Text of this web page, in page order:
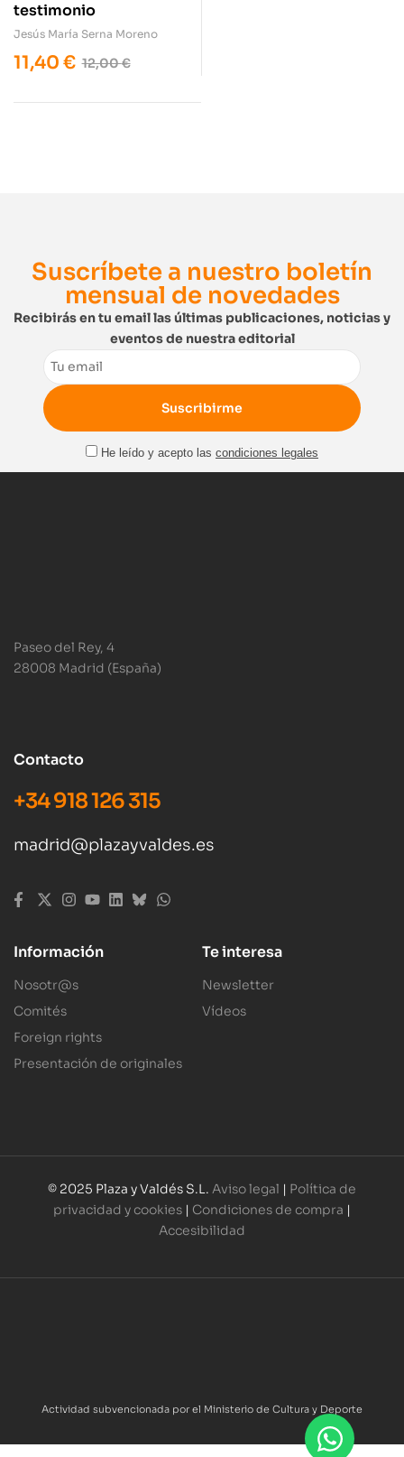
testimonio
Jesús María Serna Moreno
12,00€
11,40 €
Suscríbete a nuestro boletín
mensual de novedades
Recibirás en tu email las últimas publicaciones, noticias y
eventos de nuestra editorial
Email
He leído y acepto las condiciones legales
Paseo del Rey, 4
28008 Madrid (España)
Contacto
+34 918 126 315
madrid@plazayvaldes.es
Información
Nosotr@s
Comités
Foreign rights
Presentación de originales
Te interesa
Newsletter
Vídeos
© 2025 Plaza y Valdés S.L. Aviso legal | Política de
privacidad y cookies | Condiciones de compra |
Accesibilidad
Actividad subvencionada por el Ministerio de Cultura y Deporte